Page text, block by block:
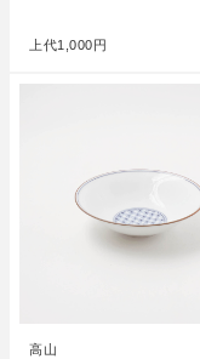
上代1,000円
高山